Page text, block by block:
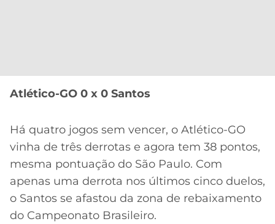
ONLINE
INTERNACIONAL
ATLÉTICO
MG
CRUZEIRO
LALIGA
Atlético-GO 0 x 0 Santos
Há quatro jogos sem vencer, o Atlético-GO
vinha de três derrotas e agora tem 38 pontos,
mesma pontuação do São Paulo. Com
apenas uma derrota nos últimos cinco duelos,
o Santos se afastou da zona de rebaixamento
do Campeonato Brasileiro.